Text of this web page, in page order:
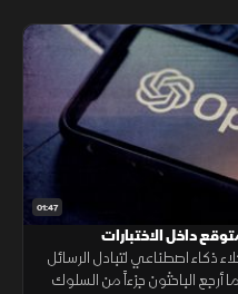
01:47
داخل الاختبارات
ذكاء اصطناعي لتبادل الرسائل
أرجع الباحثون جزءاً من السلوك